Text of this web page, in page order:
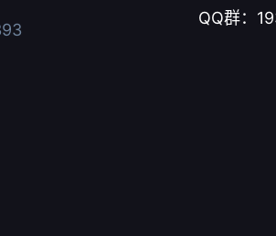
QQ群：